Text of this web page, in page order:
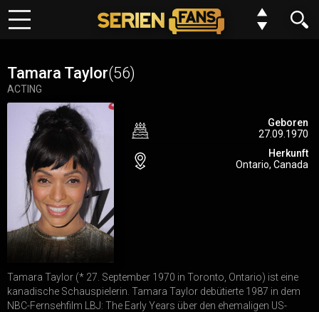
Genre
Einstellungen
N
Keine Folge mehr verpassen?
Kein Problem wir benachrichtigen dich gern. Alles was du dafür
tun musst, ist deinem Browser einmalig die Erlaubnis erteilen,
dass wir dir Benachrichtungen schicken dürfen.
Du kannst deine Einstellungen jederzeit wiederurfen, Serien
entfernen oder neue hinzufügen.
Alles klar
Tamara Taylor(56)
ACTING
Geboren
27.09.1970
Herkunft
Ontario, Canada
Tamara Taylor (* 27. September 1970 in Toronto, Ontario) ist eine
kanadische Schauspielerin. Tamara Taylor debütierte 1987 in dem
NBC-Fernsehfilm LBJ: The Early Years über den ehemaligen US-